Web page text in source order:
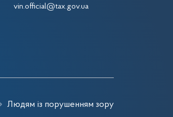
vin.official@tax.gov.ua
Людям із порушенням зору